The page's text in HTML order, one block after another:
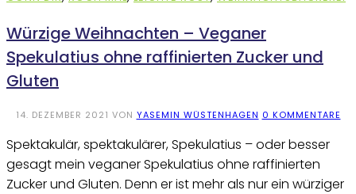
Würzige Weihnachten – Veganer
Spekulatius ohne raffinierten Zucker und
Gluten
14. DEZEMBER 2021 VON YASEMIN WÜSTENHAGEN 0 KOMMENTARE
Spektakulär, spektakulärer, Spekulatius – oder besser
gesagt mein veganer Spekulatius ohne raffinierten
Zucker und Gluten. Denn er ist mehr als nur ein würziger